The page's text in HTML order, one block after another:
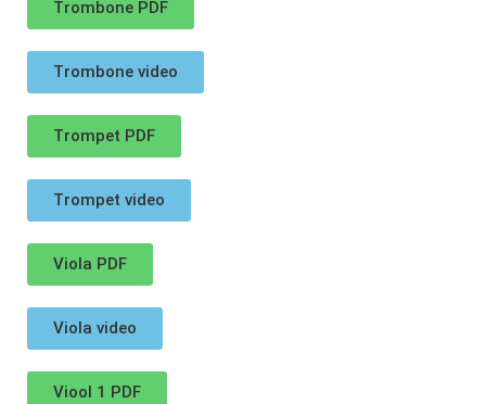
Trombone PDF
Trombone video
Trompet PDF
Trompet video
Viola PDF
Viola video
Viool 1 PDF